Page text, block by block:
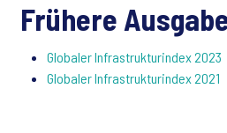
Frühere
Globaler Infrastrukturindex 2023
Globaler Infrastrukturindex 2021